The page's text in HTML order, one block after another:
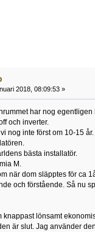
2018, 08:09:53 »
har nog
och inverter.
nog inte först om 10-15 år.
bästa installatör.
M.
när dom släpptes för ca
och förstående. Så nu
knappast lönsamt
är slut. Jag använder